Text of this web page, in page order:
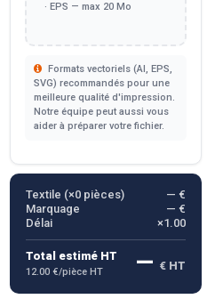
· EPS — max 20 Mo
Formats vectoriels (AI, EPS,
SVG) recommandés pour une
meilleure qualité d'impression.
Notre équipe peut aussi vous
aider à préparer votre fichier.
Textile (×0pièces)
— €
Marquage
— €
Délai
×1.00
Total estimé HT
12.00 €/pièce HT — € HT